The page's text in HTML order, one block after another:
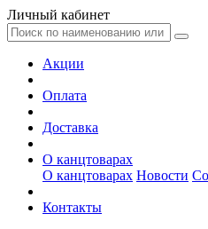
Личный кабинет
Акции
Оплата
Доставка
О канцтоварах
О канцтоварах Новости
Контакты